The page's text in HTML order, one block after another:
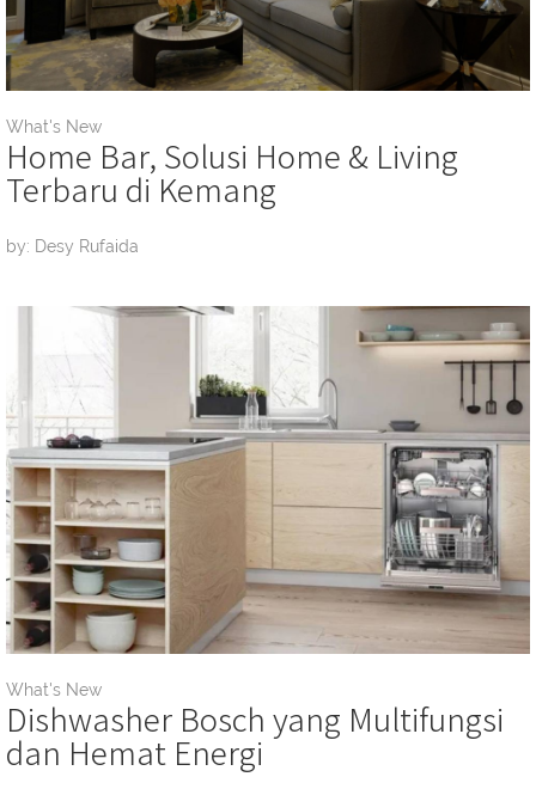
What's New
Home Bar, Solusi Home & Living
Terbaru di Kemang
by: Desy Rufaida
What's New
Dishwasher Bosch yang Multifungsi
dan Hemat Energi